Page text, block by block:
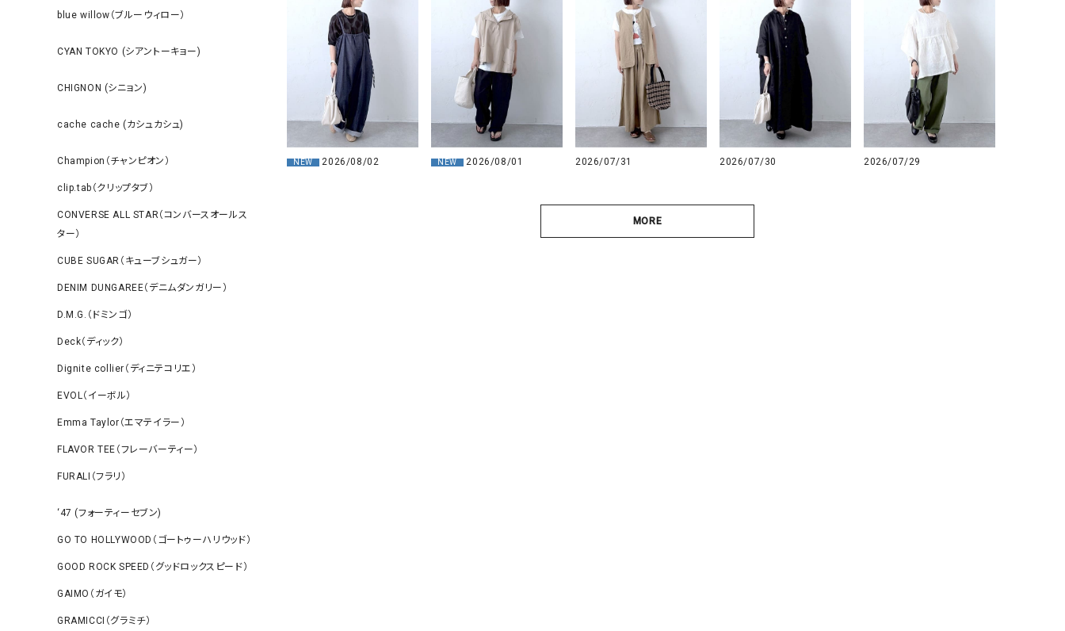
blue willow（ブルーウィロー）
CYAN TOKYO (シアントーキョー)
CHIGNON (シニョン)
cache cache (カシュカシュ)
Champion（チャンピオン）
clip.tab（クリップタブ）
CONVERSE ALL STAR（コンバースオールス
ター）
CUBE SUGAR（キューブシュガー）
DENIM DUNGAREE（デニムダンガリー）
D.M.G.（ドミンゴ）
Deck（ディック）
Dignite collier（ディニテコリエ）
EVOL（イーボル）
Emma Taylor（エマテイラー）
FLAVOR TEE（フレーバーティー）
FURALI（フラリ）
‘47 (フォーティーセブン)
GO TO HOLLYWOOD（ゴートゥーハリウッド）
GOOD ROCK SPEED（グッドロックスピード）
GAIMO（ガイモ）
GRAMICCI（グラミチ）
NEW 2026/08/02 NEW 2026/08/01 2026/07/31 2026/07/30 2026/07/29
MORE